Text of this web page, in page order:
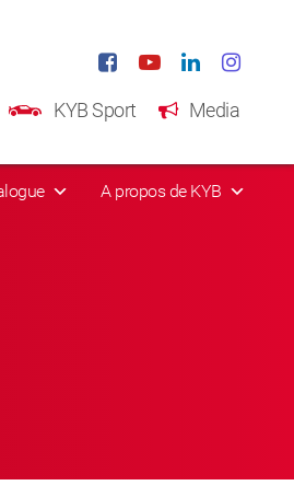
KYB Sport Media
A propos de KYB